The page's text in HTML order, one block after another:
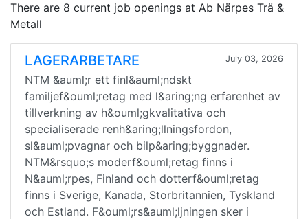
There are 8 current job openings at Ab Närpes Trä &
Metall
LAGERARBETARE July 03, 2026
NTM &auml;r ett finl&auml;ndskt
familjef&ouml;retag med l&aring;ng erfarenhet av
tillverkning av h&ouml;gkvalitativa och
specialiserade renh&aring;llningsfordon,
sl&auml;pvagnar och bilp&aring;byggnader.
NTM&rsquo;s moderf&ouml;retag finns i
N&auml;rpes, Finland och dotterf&ouml;retag
finns i Sverige, Kanada, Storbritannien, Tyskland
och Estland. F&ouml;rs&auml;ljningen sker i